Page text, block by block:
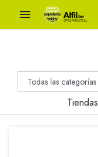

Tiendas